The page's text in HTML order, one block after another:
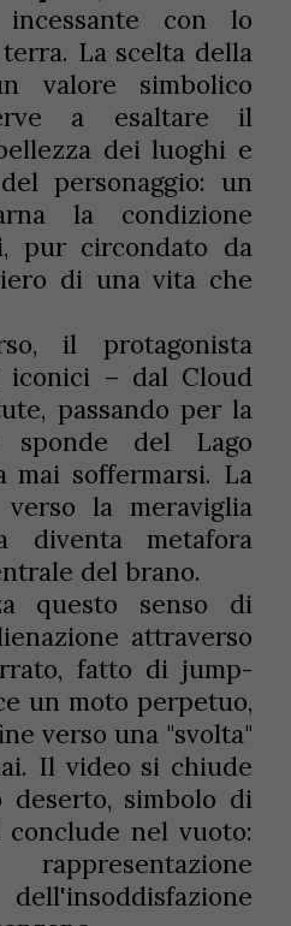
incessante con lo
La scelta della
valore simbolico
a esaltare il
dei luoghi e
personaggio: un
la condizione
pur circondato da
di una vita che
il protagonista
iconici – dal Cloud
passando per la
del Lago
mai soffermarsi. La
la meraviglia
diventa metafora
del brano.
questo senso di
attraverso
fatto di jump-
un moto perpetuo,
verso una "svolta"
Il video si chiude
deserto, simbolo di
nel vuoto: